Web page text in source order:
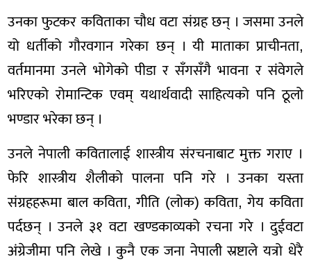
उनका फुटकर कविताका चौध वटा संग्रह छन् । जसमा उनले
यो धर्तीको गौरवगान गरेका छन् । यी माताका प्राचीनता,
वर्तमानमा उनले भोगेको पीडा र सँगसँगै भावना र संवेगले
भरिएको रोमान्टिक एवम् यथार्थवादी साहित्यको पनि ठूलो
भण्डार भरेका छन् ।
उनले नेपाली कवितालाई शास्त्रीय संरचनाबाट मुक्त गराए ।
फेरि शास्त्रीय शैलीको पालना पनि गरे । उनका यस्ता
संग्रहहरूमा बाल कविता, गीति (लोक) कविता, गेय कविता
पर्दछन् । उनले ३१ वटा खण्डकाव्यको रचना गरे । दुईवटा
अंग्रेजीमा पनि लेखे । कुनै एक जना नेपाली स्रष्टाले यत्रो धेरै